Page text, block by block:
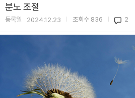
분노 조절
등록일 2024.12.23 조회수 836 2